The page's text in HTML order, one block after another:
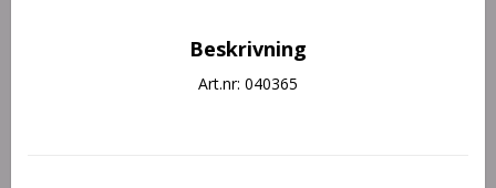
Beskrivning
Art.nr: 040365